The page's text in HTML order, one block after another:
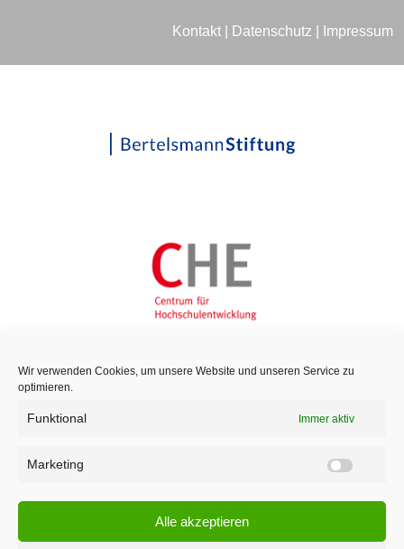
Wir verwenden Cookies, um unsere Website und unseren Service zu
optimieren.
Funktional Immer aktiv
Marketing
Alle akzeptieren
Kontakt| Datenschutz Impressum